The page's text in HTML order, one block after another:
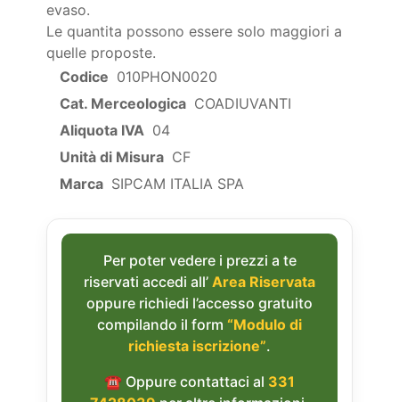
evaso.
Le quantita possono essere solo maggiori a
quelle proposte.
Codice 010PHON0020
Cat. Merceologica COADIUVANTI
Aliquota IVA 04
Unità di Misura CF
Marca SIPCAM ITALIA SPA
Per poter vedere i prezzi a te
riservati accedi all’ Area Riservata
oppure richiedi l’accesso gratuito
compilando il form “Modulo di
richiesta iscrizione”.
☎︎ Oppure contattaci al 331